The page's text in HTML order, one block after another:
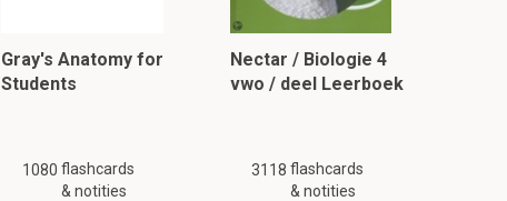
Gray's Anatomy for
Students
1080 flashcards
& notities
Nectar / Biologie 4
vwo / deel Leerboek
3118 flashcards
& notities